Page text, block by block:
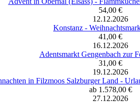
54,00 €
12.12.2026
Konstanz -
41,00 €
16.12.2026
Adentsmarkt Gengenbach zur
31,00 €
19.12.2026
in Filzmoos Salzburger Land -
ab 1.578,00 €
27.12.2026